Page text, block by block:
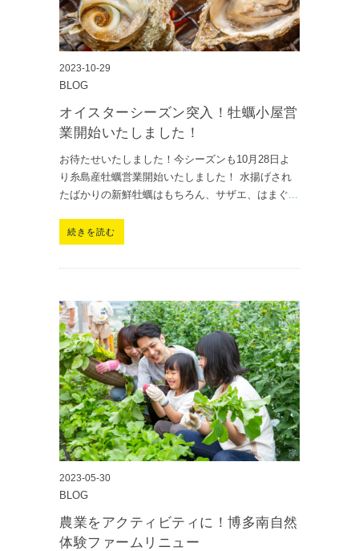
2023-10-29
BLOG
オイスターシーズン突入！牡蠣小屋営
業開始いたしました！
お待たせいたしました！今シーズンも10月28日よ
り糸島産牡蠣営業開始いたしました！ 水揚げされ
たばかりの新鮮牡蠣はもちろん、サザエ、はまぐ...
続きを読む
2023-05-30
BLOG
農業をアクティビティに！博多南自然
体験ファームリニュー